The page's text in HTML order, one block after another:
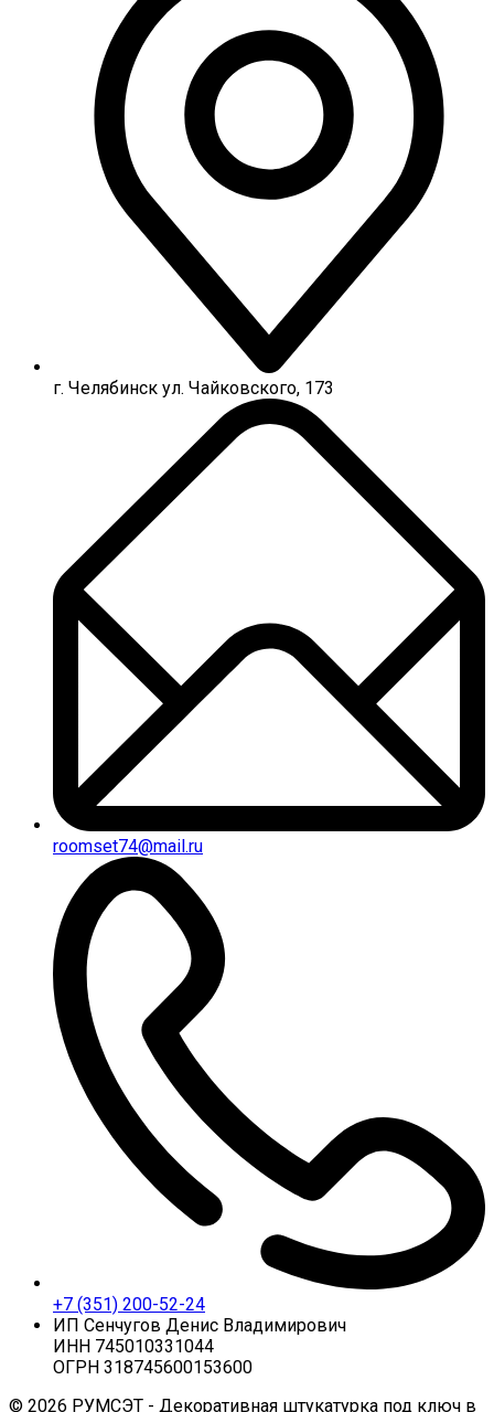
г. Челябинск ул. Чайковского, 173
roomset74@mail.ru
+7 (351) 200-52-24
ИП Сенчугов Денис Владимирович
ИНН 745010331044
ОГРН 318745600153600
© 2026 РУМСЭТ - Декоративная штукатурка под ключ в